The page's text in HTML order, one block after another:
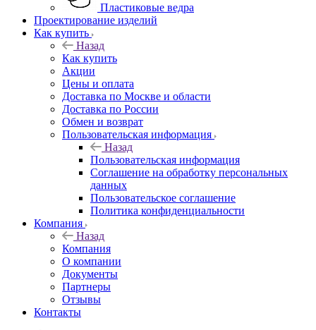
Пластиковые ведра
Проектирование изделий
Как купить
Назад
Как купить
Акции
Цены и оплата
Доставка по Москве и области
Доставка по России
Обмен и возврат
Пользовательская информация
Назад
Пользовательская информация
Соглашение на обработку персональных
данных
Пользовательское соглашение
Политика конфиденциальности
Компания
Назад
Компания
О компании
Документы
Партнеры
Отзывы
Контакты